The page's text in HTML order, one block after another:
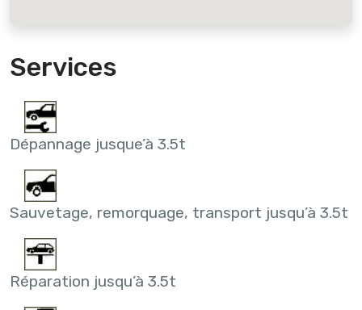
Services
Dépannage jusque’à 3.5t
Sauvetage, remorquage, transport jusqu’à 3.5t
Réparation jusqu’à 3.5t